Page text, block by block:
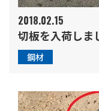
2018.02.15
切板を入荷しま
鋼材